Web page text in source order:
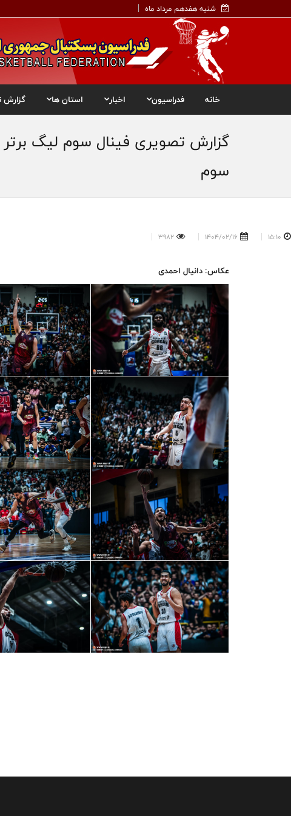
شنبه هفدهم مرداد ماه
خانه فدراسیون اخبار استان ها گزارش
گزارش تصویری فینال سوم لیگ
سوم
15:10
1404/02/16
3982
عکاس: دانیال احمدی